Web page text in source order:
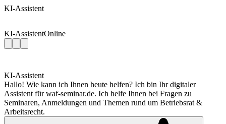
KI-Assistent
KI-AssistentOnline
KI-Assistent
Hallo! Wie kann ich Ihnen heute helfen? Ich bin Ihr digitaler
Assistent für waf-seminar.de. Ich helfe Ihnen bei Fragen zu
Seminaren, Anmeldungen und Themen rund um Betriebsrat &
Arbeitsrecht.